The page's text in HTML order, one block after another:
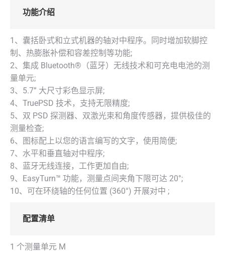
功能介绍
1、囊括卧式和立式机器的轴对中程序。同时增加软脚控
制、热膨胀补偿和容差控制等功能;
2、集成 Bluetooth®（蓝牙）无线技术和可充电电池的测
量单元;
3、5.7” 大尺寸彩色显示屏;
4、TruePSD 技术，支持无限精度;
5、双 PSD 探测器、双激光束和角度传感器，提供极佳的
测量检查;
6、图标配上以您的语言编写的文字，使用简便;
7、水平和垂直轴对中程序;
8、蓝牙无线连接，工作更加自由;
9、EasyTurn™ 功能，测量点间夹角下限可达 20°;
10、可在环绕轴的任何位置 (360°) 开展对中 ;
配置清单
1 个测量单元 M